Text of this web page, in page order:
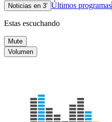
Noticias en 3′ Últimos programas
Estas escuchando
Mute
Volumen